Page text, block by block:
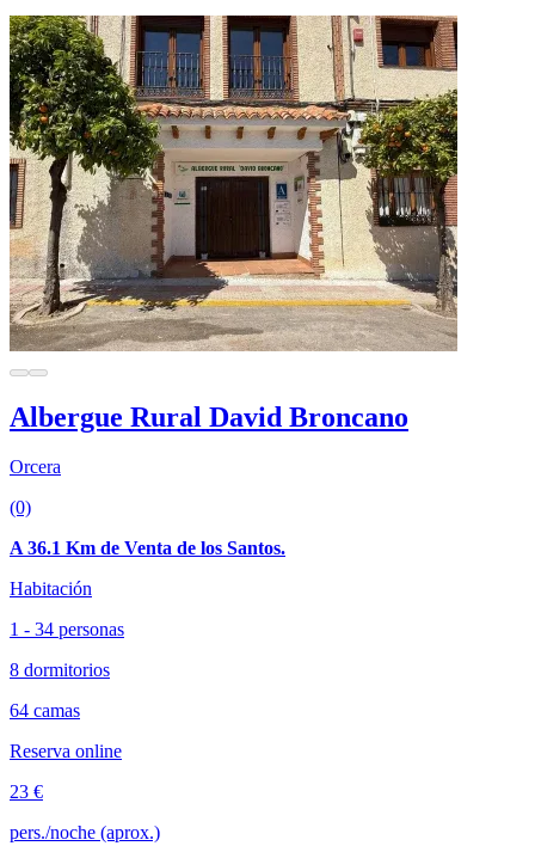
Albergue Rural David Broncano
Orcera
(0)
A 36.1 Km de Venta de los Santos.
Habitación
1 - 34 personas
8 dormitorios
64 camas
Reserva online
23 €
pers./noche (aprox.)